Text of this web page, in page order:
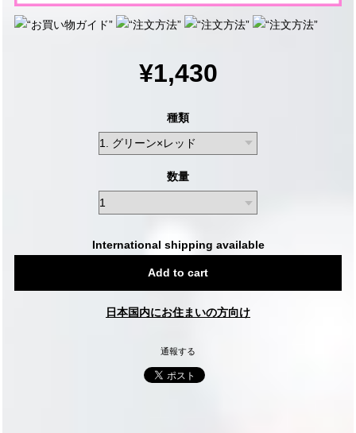
¥1,430
種類
数量
International shipping available
Add to cart
日本国内にお住まいの方向け
通報する